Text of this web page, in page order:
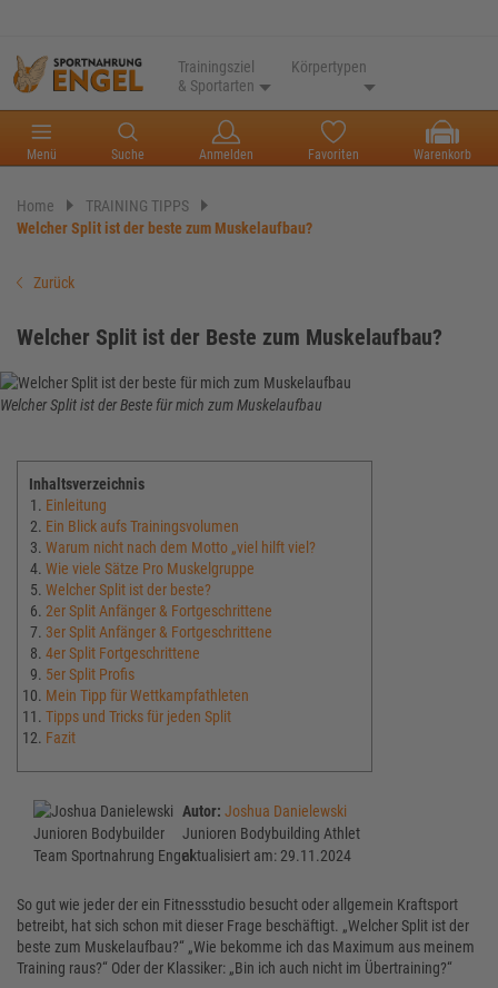
Trainingsziel
& Sportarten
Körpertypen
Menü Suche Anmelden Favoriten Warenkorb
Home
TRAINING TIPPS
Welcher Split ist der beste zum Muskelaufbau?
Zurück
Welcher Split ist der Beste zum Muskelaufbau?
Welcher Split ist der Beste für mich zum Muskelaufbau
Inhaltsverzeichnis
Einleitung
Ein Blick aufs Trainingsvolumen
Warum nicht nach dem Motto „viel hilft viel?
Wie viele Sätze Pro Muskelgruppe
Welcher Split ist der beste?
2er Split Anfänger & Fortgeschrittene
3er Split Anfänger & Fortgeschrittene
4er Split Fortgeschrittene
5er Split Profis
Mein Tipp für Wettkampfathleten
Tipps und Tricks für jeden Split
Fazit
Autor: Joshua Danielewski
Junioren Bodybuilding Athlet
aktualisiert am: 29.11.2024
So gut wie jeder der ein Fitnessstudio besucht oder allgemein Kraftsport
betreibt, hat sich schon mit dieser Frage beschäftigt. „Welcher Split ist der
beste zum Muskelaufbau?“ „Wie bekomme ich das Maximum aus meinem
Training raus?“ Oder der Klassiker: „Bin ich auch nicht im Übertraining?“